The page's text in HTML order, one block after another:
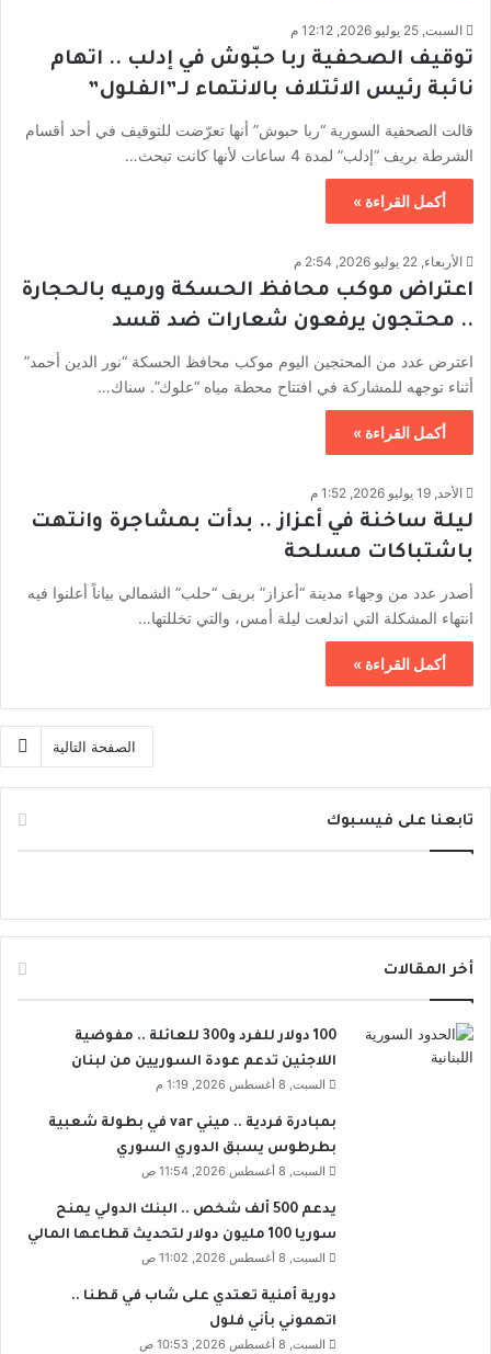
السبت, 25 يوليو 2026, 12:12 م
توقيف الصحفية ربا حبّوش في إدلب .. اتهام
نائبة رئيس الائتلاف بالانتماء لـ”الفلول”
قالت الصحفية السورية “ربا حبوش” أنها تعرّضت للتوقيف في أحد أقسام
الشرطة بريف “إدلب” لمدة 4 ساعات لأنها كانت تبحث…
أكمل القراءة »
الأربعاء, 22 يوليو 2026, 2:54 م
اعتراض موكب محافظ الحسكة ورميه بالحجارة
.. محتجون يرفعون شعارات ضد قسد
اعترض عدد من المحتجين اليوم موكب محافظ الحسكة “نور الدين أحمد”
أثناء توجهه للمشاركة في افتتاح محطة مياه “علوك”. سناك…
أكمل القراءة »
الأحد, 19 يوليو 2026, 1:52 م
ليلة ساخنة في أعزاز .. بدأت بمشاجرة وانتهت
باشتباكات مسلحة
أصدر عدد من وجهاء مدينة “أعزاز” بريف “حلب” الشمالي بياناً أعلنوا فيه
انتهاء المشكلة التي اندلعت ليلة أمس، والتي تخللتها…
أكمل القراءة »
الصفحة التالية
تابعنا على فيسبوك
أخر المقالات
100 دولار للفرد و300 للعائلة .. مفوضية
اللاجئين تدعم عودة السوريين من لبنان
السبت, 8 أغسطس 2026, 1:19 م
بمبادرة فردية .. ميني var في بطولة شعبية
بطرطوس يسبق الدوري السوري
السبت, 8 أغسطس 2026, 11:54 ص
يدعم 500 ألف شخص .. البنك الدولي يمنح
سوريا 100 مليون دولار لتحديث قطاعها المالي
السبت, 8 أغسطس 2026, 11:02 ص
دورية أمنية تعتدي على شاب في قطنا ..
اتهموني بأني فلول
السبت, 8 أغسطس 2026, 10:53 ص